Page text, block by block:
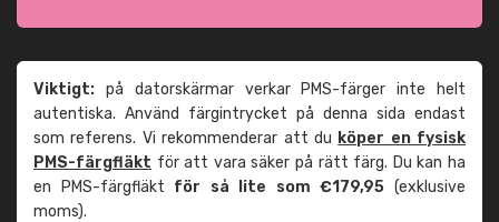
Viktigt: på datorskärmar verkar PMS-färger inte helt
autentiska. Använd färgintrycket på denna sida endast
som referens. Vi rekommenderar att du köper en fysisk
PMS-färgfläkt för att vara säker på rätt färg. Du kan ha
en PMS-färgfläkt för så lite som €179,95 (exklusive
moms).